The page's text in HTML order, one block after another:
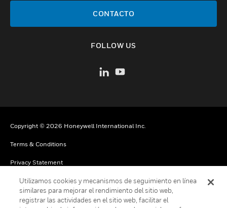
CONTACTO
FOLLOW US
Copyright © 2026 Honeywell International Inc.
Terms & Conditions
Privacy Statement
Your Privacy Choices
Cookies
Utilizamos cookies y mecanismos de seguimiento en línea
similares para mejorar el rendimiento del sitio web,
registrar las actividades en el sitio web, facilitar el